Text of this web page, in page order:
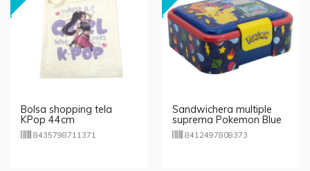
Bolsa shopping tela
KPop 44cm
8435798711371
Sandwichera multiple
suprema Pokemon Blue
Team8412497808373